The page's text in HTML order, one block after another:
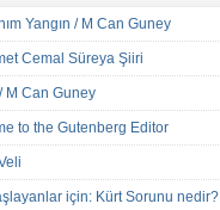
Yangın / M Can Guney
Cemal Süreya Şiiri
M Can Guney
to the Gutenberg Editor
için: Kürt Sorunu nedir?